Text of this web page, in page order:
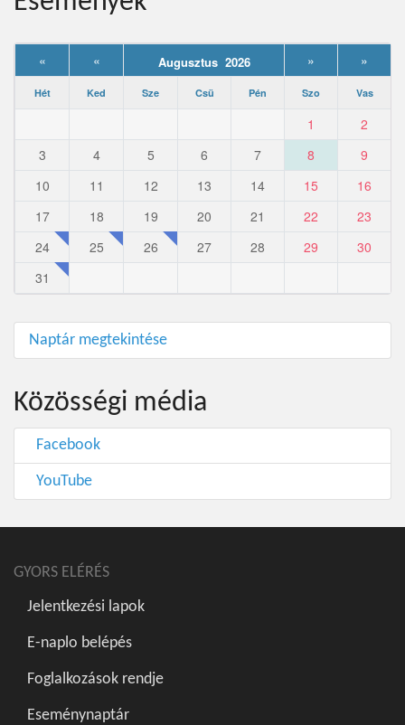
« « Augusztus 2026 » »
Hét Ked Sze Csü Pén Szo Vas
1
2
3
4 5 6 7 8
9
10
11 12 13 14 15
16
17
18 19 20 21 22
23
24
25 26 27 28 29
30
31
Naptár megtekintése
Közösségi média
Facebook
YouTube
GYORS ELÉRÉS
Jelentkezési lapok
E-naplo belépés
Foglalkozások rendje
Eseménynaptár